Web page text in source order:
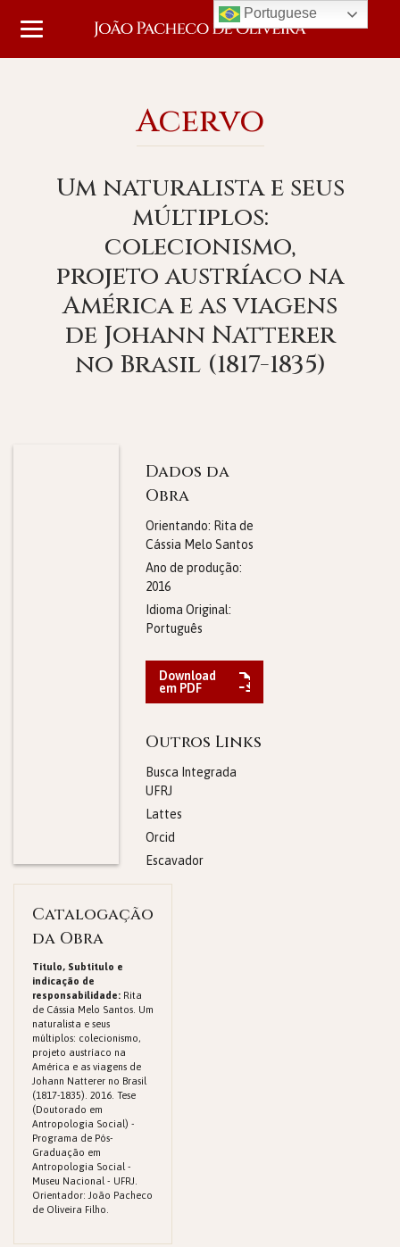
Acervo
Um naturalista e seus
múltiplos:
colecionismo,
projeto austríaco na
América e as viagens
de Johann Natterer
no Brasil (1817-1835)
Dados da
Obra
Orientando: Rita de
Cássia Melo Santos
Ano de produção:
2016
Idioma Original:
Português
Download
em PDF
Outros Links
Busca Integrada
UFRJ
Lattes
Orcid
Escavador
Catalogação
da Obra
Titulo, Subtitulo e
indicação de
responsabilidade: Rita
de Cássia Melo Santos. Um
naturalista e seus
múltiplos: colecionismo,
projeto austríaco na
América e as viagens de
Johann Natterer no Brasil
(1817-1835). 2016. Tese
(Doutorado em
Antropologia Social) -
Programa de Pós-
Graduação em
Antropologia Social -
Museu Nacional - UFRJ.
Orientador: João Pacheco
de Oliveira Filho.
Portuguese